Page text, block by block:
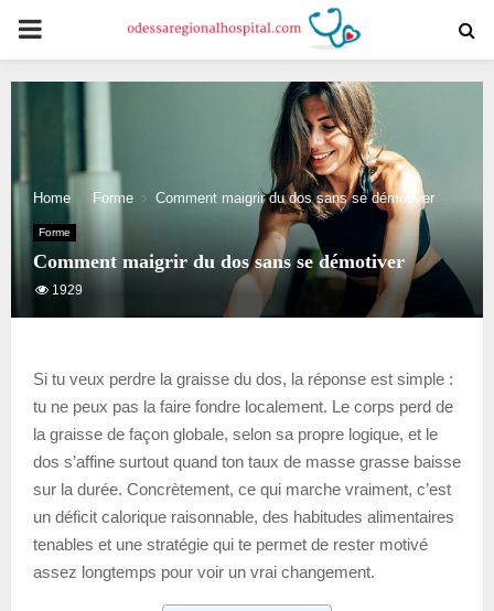
PRIMARY
MENU
Home Forme Comment maigrir du dos sans se démotiver
Forme
Comment maigrir du dos sans se démotiver
1929
Si tu veux perdre la graisse du dos, la réponse est simple :
tu ne peux pas la faire fondre localement. Le corps perd de
la graisse de façon globale, selon sa propre logique, et le
dos s’affine surtout quand ton taux de masse grasse baisse
sur la durée. Concrètement, ce qui marche vraiment, c’est
un déficit calorique raisonnable, des habitudes alimentaires
tenables et une stratégie qui te permet de rester motivé
assez longtemps pour voir un vrai changement.